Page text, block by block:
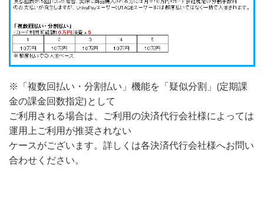
※「複数回払い・分割払い」機能を「疑似分割」(定期課
金の課金回数指定)として
ご利用される場合は、ご利用の決済代行会社様によっては
運用上ご利用が推奨されない
ケースがございます。詳しくは各決済代行会社様へお問い
合わせください。